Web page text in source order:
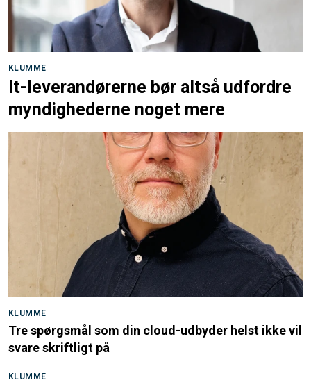
KLUMME
It-leverandørerne bør altså udfordre
myndighederne noget mere
KLUMME
Tre spørgsmål som din cloud-udbyder helst ikke vil
svare skriftligt på
KLUMME